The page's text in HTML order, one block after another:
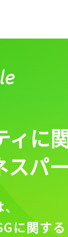
員登録
ィに
スパ
に関する